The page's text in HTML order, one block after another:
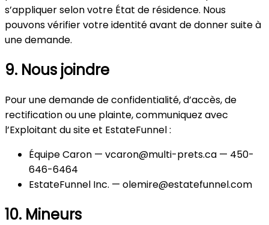
s’appliquer selon votre État de résidence. Nous
pouvons vérifier votre identité avant de donner suite à
une demande.
9. Nous joindre
Pour une demande de confidentialité, d’accès, de
rectification ou une plainte, communiquez avec
l’Exploitant du site et EstateFunnel :
Équipe Caron — vcaron@multi-prets.ca — 450-
646-6464
EstateFunnel Inc. — olemire@estatefunnel.com
10. Mineurs